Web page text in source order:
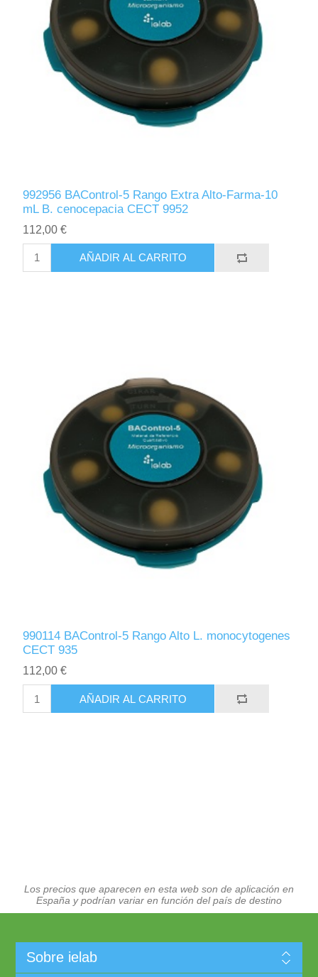
992956 BAControl-5 Rango Extra Alto-Farma-10
mL B. cenocepacia CECT 9952
112,00 €
AÑADIR AL CARRITO
990114 BAControl-5 Rango Alto L. monocytogenes
CECT 935
112,00 €
AÑADIR AL CARRITO
Los precios que aparecen en esta web son de aplicación en
España y podrían variar en función del país de destino
Sobre ielab